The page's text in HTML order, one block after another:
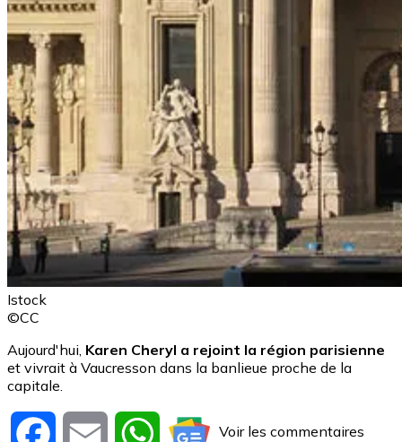
Istock
©CC
Aujourd'hui, Karen Cheryl a rejoint la région parisienne
et vivrait à Vaucresson dans la banlieue proche de la
capitale.
Facebook Email WhatsAppVoir les commentaires